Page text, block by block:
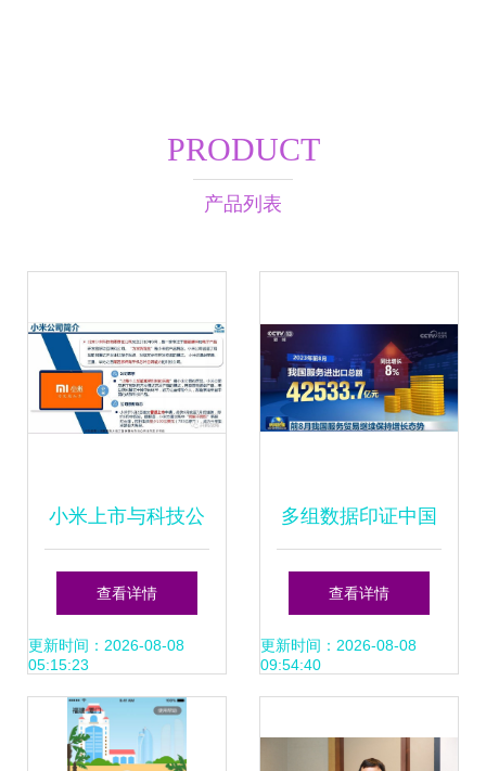
PRODUCT
产品列表
小米上市与科技公
司战略并购思考 独
角兽发展路径与上
市时机选择
查看详情
更新时间：2026-08-08
05:15:23
多组数据印证中国
经济发展实力 科技
创新助力点燃新引
查看详情
更新时间：2026-08-08
09:54:40